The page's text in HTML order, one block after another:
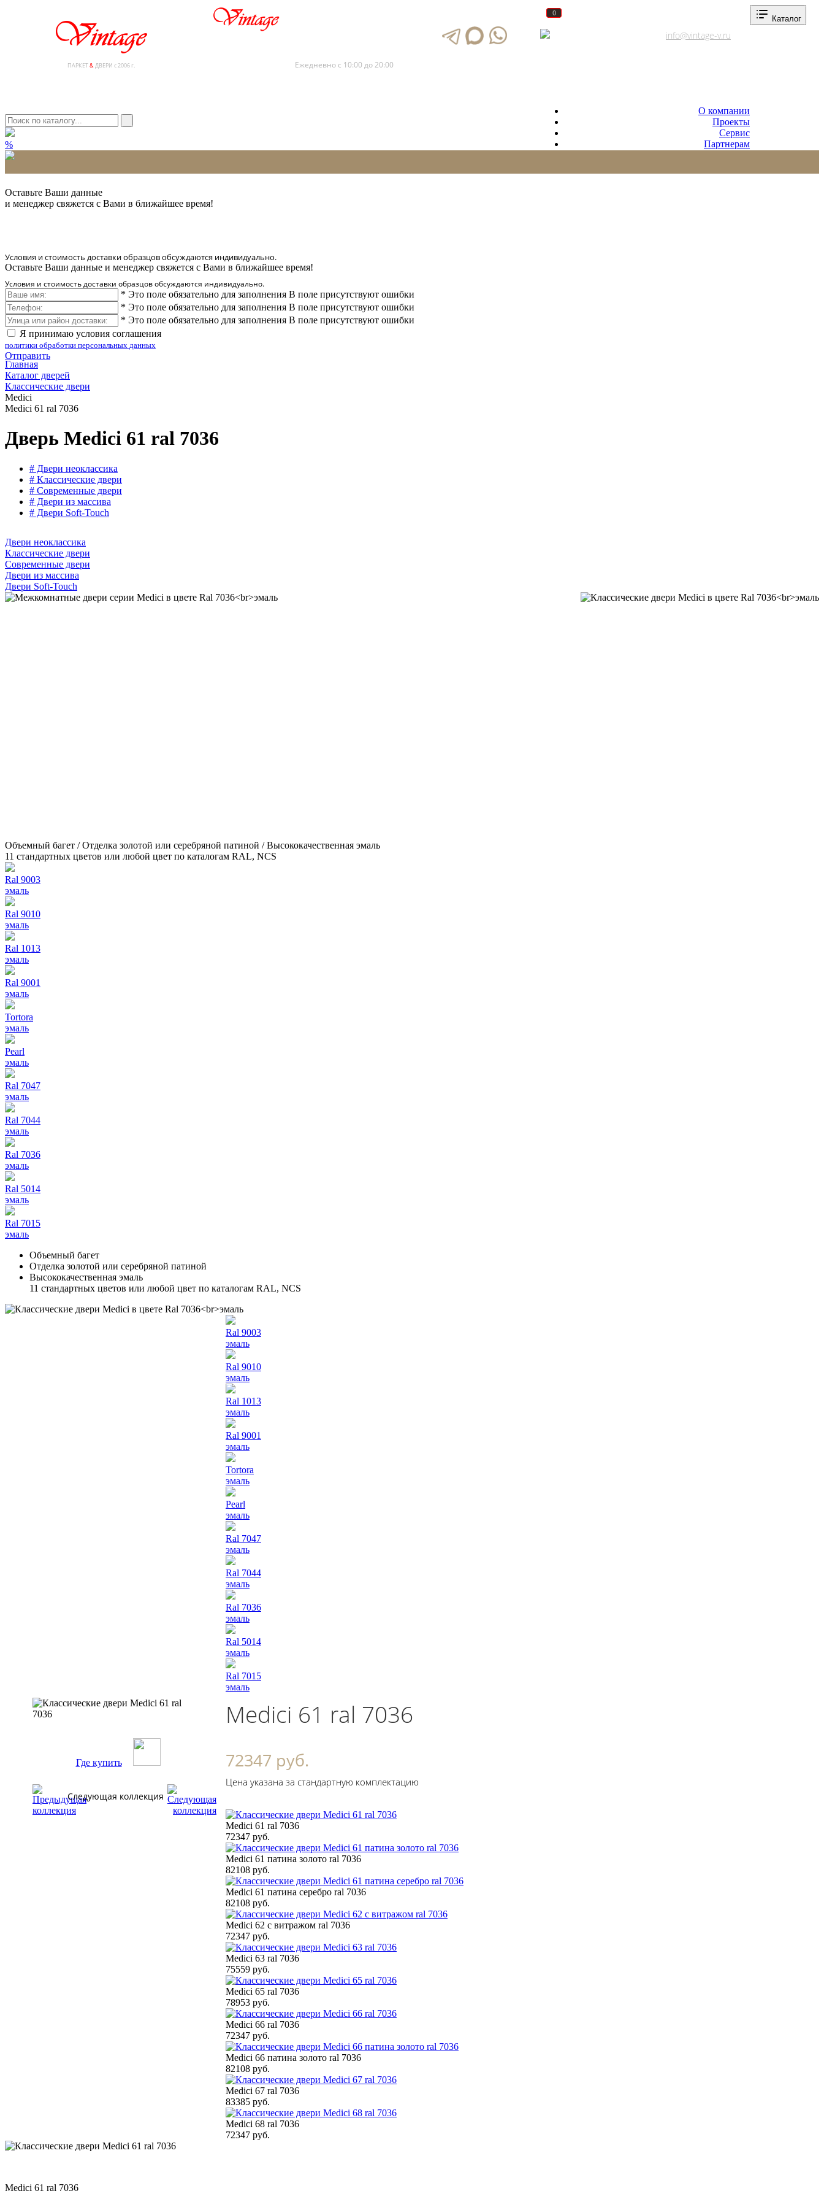
ПАРКЕТ&ДВЕРИ с 2006 г. Ежедневно с 10:00 до 20:00
info@vintage-v.ru
0
0
О компании
Проекты
Сервис
Партнерам
Каталог
%
Оставьте Ваши данные
и менеджер свяжется с Вами в ближайшее время!
Условия и стоимость доставки образцов обсуждаются индивидуально.
Оставьте Ваши данные и менеджер свяжется с Вами в ближайшее время!
Условия и стоимость доставки образцов обсуждаются индивидуально.
* Это поле обязательно для заполнения В поле присутствуют ошибки
* Это поле обязательно для заполнения В поле присутствуют ошибки
* Это поле обязательно для заполнения В поле присутствуют ошибки
Я принимаю условия соглашения
политики обработки персональных данных
Отправить
Главная
Каталог дверей
Классические двери
Medici
Medici 61 ral 7036
Дверь Medici 61 ral 7036
# Двери неоклассика
# Классические двери
# Современные двери
# Двери из массива
# Двери Soft-Touch
Двери неоклассика
Классические двери
Современные двери
Двери из массива
Двери Soft-Touch
Объемный багет / Отделка золотой или серебряной патиной / Высококачественная эмаль
11 стандартных цветов или любой цвет по каталогам RAL, NCS
Ral 9003
эмаль
Ral 9010
эмаль
Ral 1013
эмаль
Ral 9001
эмаль
Tortora
эмаль
Pearl
эмаль
Ral 7047
эмаль
Ral 7044
эмаль
Ral 7036
эмаль
Ral 5014
эмаль
Ral 7015
эмаль
Объемный багет
Отделка золотой или серебряной патиной
Высококачественная эмаль
11 стандартных цветов или любой цвет по каталогам RAL, NCS
Где купить
Следующая коллекция
Ral 9003
эмаль
Ral 9010
эмаль
Ral 1013
эмаль
Ral 9001
эмаль
Tortora
эмаль
Pearl
эмаль
Ral 7047
эмаль
Ral 7044
эмаль
Ral 7036
эмаль
Ral 5014
эмаль
Ral 7015
эмаль
Medici 61 ral 7036
72347 руб.
Цена указана за стандартную комплектацию
Medici 61 ral 7036
72347 руб.
Medici 61 патина золото ral 7036
82108 руб.
Medici 61 патина серебро ral 7036
82108 руб.
Medici 62 с витражом ral 7036
72347 руб.
Medici 63 ral 7036
75559 руб.
Medici 65 ral 7036
78953 руб.
Medici 66 ral 7036
72347 руб.
Medici 66 патина золото ral 7036
82108 руб.
Medici 67 ral 7036
83385 руб.
Medici 68 ral 7036
72347 руб.
Medici 61 ral 7036